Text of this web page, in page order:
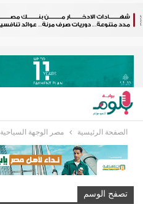
الصفحة الرئيسية مصر الوجهة السياحية
تصفح الوسم